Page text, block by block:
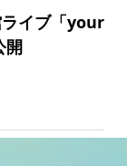
イブ「your
開